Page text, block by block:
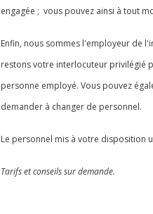
engagée ; vous pouvez ainsi à tout
Enfin, nous sommes l'employeur de
restons votre interlocuteur privilégié
personne employé. Vous pouvez
demander à changer de personnel.
Le personnel mis à votre disposition
Tarifs et conseils sur demande.